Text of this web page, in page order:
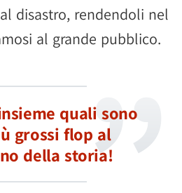
disastro, rendendoli nel
al grande pubblico.
quali sono
grossi flop al
della storia!